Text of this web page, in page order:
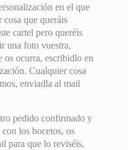
en el que
que queráis
cartel pero queréis
una foto vuestra,
os ocurra, escribidlo en
Cualquier cosa
enviadla al mail
pedido confirmado y
los bocetos, os
para que lo reviséis,